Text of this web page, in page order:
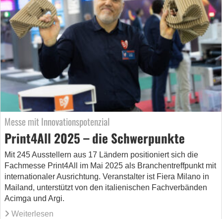
Messe mit Innovationspotenzial
Print4All 2025 – die Schwerpunkte
Mit 245 Ausstellern aus 17 Ländern positioniert sich die
Fachmesse Print4All im Mai 2025 als Branchentreffpunkt mit
internationaler Ausrichtung. Veranstalter ist Fiera Milano in
Mailand, unterstützt von den italienischen Fachverbänden
Acimga und Argi.
Weiterlesen